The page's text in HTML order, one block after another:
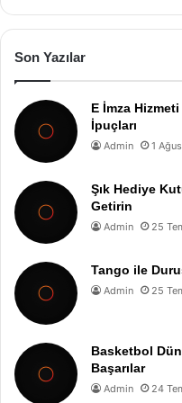
Son Yazılar
E İmza
İpuçları
Admin 1
Şık Hediye
Getirin
Admin 25
Tango ile
Admin 25
Basketbol
Başarılar
Admin 24